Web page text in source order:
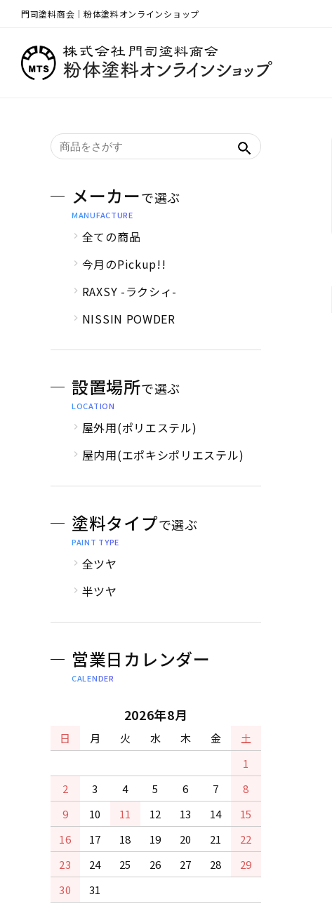
門司塗料商会｜粉体塗料オンラインショップ
メーカーで選ぶ
MANUFACTURE
全ての商品
今月のPickup!!
RAXSY -ラクシィ-
NISSIN POWDER
設置場所で選ぶ
LOCATION
屋外用(ポリエステル)
屋内用(エポキシポリエステル)
塗料タイプで選ぶ
PAINT TYPE
全ツヤ
半ツヤ
営業日カレンダー
CALENDER
2026年8月
日 月 火 水 木 金
土
1
2
3 4 5 6 7
8
9
10 11 12 13 14
15
16
17 18 19 20 21
22
23
24 25 26 27 28
29
30
31